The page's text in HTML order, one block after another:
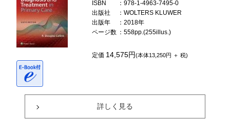
ISBN
：978-1-4963-7495-0
出版社
：WOLTERS KLUWER
出版年
：2018年
ページ数 ：558pp.(255illus.)
定価 14,575円(本体13,250円 ＋ 税)
詳しく見る